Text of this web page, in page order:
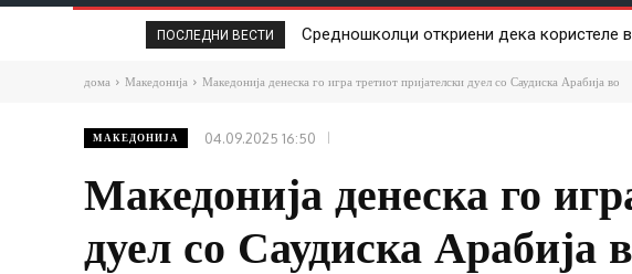
ПОСЛЕДНИ ВЕСТИ Единаесет општини сè уште им должат
дома Македонија Македонија денеска го игра третиот пријателски дуел со Саудиска Арабија во
МАКЕДОНИЈА 04.09.2025 16:50
Македонија денеска го
дуел со Саудиска Арабија